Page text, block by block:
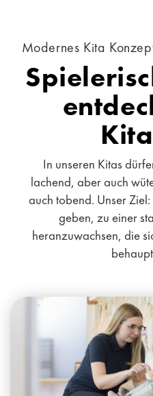
Modernes Kita
In unseren Kitas
lachend, aber auch
auch tobend. Unser
geben, zu einer
heranzuwachsen, die